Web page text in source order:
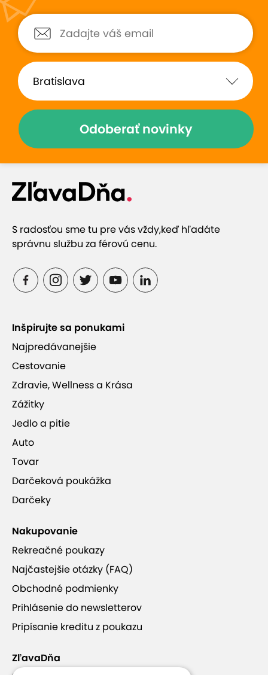
Odoberať novinky
S radosťou sme tu pre vás vždy,keď hľadáte
správnu službu za férovú cenu.
Inšpirujte sa ponukami
Najpredávanejšie
Cestovanie
Zdravie, Wellness a Krása
Zážitky
Jedlo a pitie
Auto
Tovar
Darčeková poukážka
Darčeky
Nakupovanie
Rekreačné poukazy
Najčastejšie otázky (FAQ)
Obchodné podmienky
Prihlásenie do newsletterov
Pripísanie kreditu z poukazu
ZľavaDňa